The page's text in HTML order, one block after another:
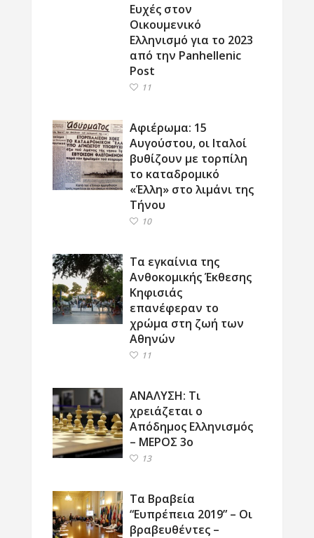
Ευχές στον
Οικουμενικό
Ελληνισμό για το 2023
από την Panhellenic
Post
11
Αφιέρωμα: 15
Αυγούστου, οι Ιταλοί
βυθίζουν με τορπίλη
το καταδρομικό
«Έλλη» στο λιμάνι της
Τήνου
10
Τα εγκαίνια της
Ανθοκομικής Έκθεσης
Κηφισιάς
επανέφεραν το
χρώμα στη ζωή των
Αθηνών
11
ΑΝΑΛΥΣΗ: Τι
χρειάζεται ο
Απόδημος Ελληνισμός
– ΜΕΡΟΣ 3ο
13
Τα Βραβεία
“Ευπρέπεια 2019” – Οι
βραβευθέντες –